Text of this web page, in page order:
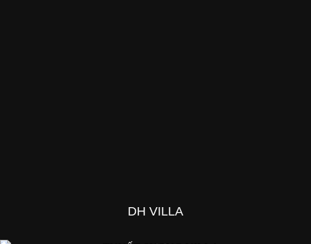
DH VILLA